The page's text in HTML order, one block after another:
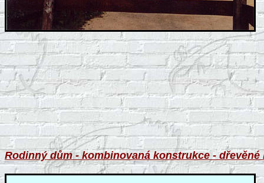
Rodinný dům - kombinovaná konstrukce - dřevěné